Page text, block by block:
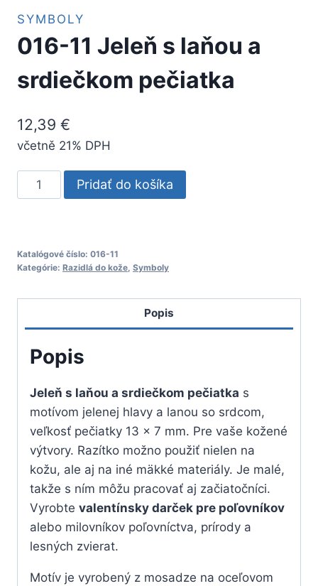
SYMBOLY
016-11 Jeleň s laňou a
srdiečkom pečiatka
12,39 €
včetně 21% DPH
množstvo
016-
s
laňou
pečiatka
Pridať do košíka
Katalógové číslo: 016-11
Kategórie: Razidlá do kože, Symboly
Popis
Popis
Jeleň s laňou a srdiečkom pečiatka s
motívom jelenej hlavy a lanou so srdcom,
veľkosť pečiatky 13 x 7 mm. Pre vaše kožené
výtvory. Razítko možno použiť nielen na
kožu, ale aj na iné mäkké materiály. Je malé,
takže s ním môžu pracovať aj začiatočníci.
Vyrobte valentínsky darček pre poľovníkov
alebo milovníkov poľovníctva, prírody a
lesných zvierat.
Motív je vyrobený z mosadze na oceľovom